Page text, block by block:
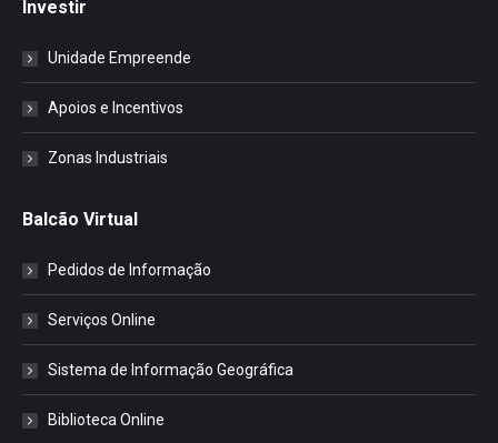
Investir
Unidade Empreende
Apoios e Incentivos
Zonas Industriais
Balcão Virtual
Pedidos de Informação
Serviços Online
Sistema de Informação Geográfica
Biblioteca Online